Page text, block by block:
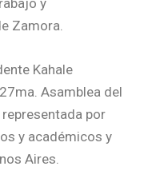
y
Zamora.
Kahale
Asamblea del
por
y académicos y
Aires.